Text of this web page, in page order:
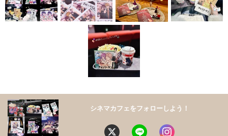
シネマカフェをフォローしよう！